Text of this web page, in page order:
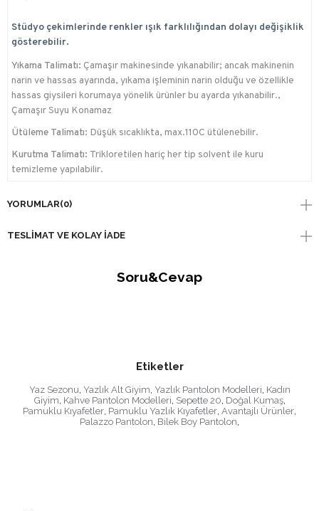
Stüdyo çekimlerinde renkler ışık farklılığından dolayı değişiklik
gösterebilir.
Yıkama Talimatı: Çamaşır makinesinde yıkanabilir; ancak makinenin
narin ve hassas ayarında, yıkama işleminin narin olduğu ve özellikle
hassas giysileri korumaya yönelik ürünler bu ayarda yıkanabilir.,
Çamaşır Suyu Konamaz
Ütüleme Talimatı: Düşük sıcaklıkta, max.110C ütülenebilir.
Kurutma Talimatı: Trikloretilen hariç her tip solvent ile kuru
temizleme yapılabilir.
YORUMLAR(0)
TESLIMAT VE KOLAY İADE
Soru&Cevap
Etiketler
Yaz Sezonu, Yazlık Alt Giyim, Yazlık Pantolon Modelleri, Kadın
Giyim, Kahve Pantolon Modelleri, Sepette 20, Doğal Kumaş,
Pamuklu Kıyafetler, Pamuklu Yazlık Kıyafetler, Avantajlı Ürünler,
Palazzo Pantolon, Bilek Boy Pantolon,